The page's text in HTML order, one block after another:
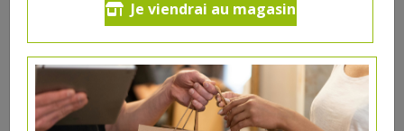
Je viendrai au magasin
- 1
3.35